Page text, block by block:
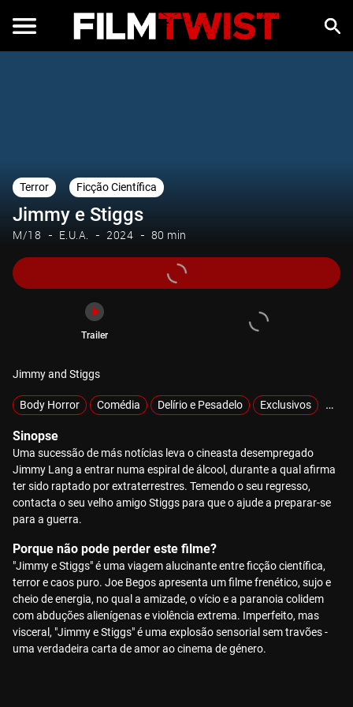
Terror Ficção Científica
Jimmy e Stiggs
M/18 E.U.A. 2024 80 min
Trailer
Jimmy and Stiggs
Body Horror Comédia Delírio e Pesadelo Exclusivos Gore
Sinopse
Uma sucessão de más notícias leva o cineasta desempregado
Jimmy Lang a entrar numa espiral de álcool, durante a qual afirma
ter sido raptado por extraterrestres. Temendo o seu regresso,
contacta o seu velho amigo Stiggs para que o ajude a preparar-se
para a guerra.
Porque não pode perder este filme?
"Jimmy e Stiggs" é uma viagem alucinante entre ficção científica,
terror e caos puro. Joe Begos apresenta um filme frenético, sujo e
cheio de energia, no qual a amizade, o vício e a paranoia colidem
com abduções alienígenas e violência extrema. Imperfeito, mas
visceral, "Jimmy e Stiggs" é uma explosão sensorial sem travões -
uma verdadeira carta de amor ao cinema de género.